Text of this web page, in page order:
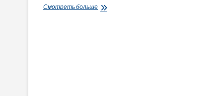
Смотреть большеІзраїль